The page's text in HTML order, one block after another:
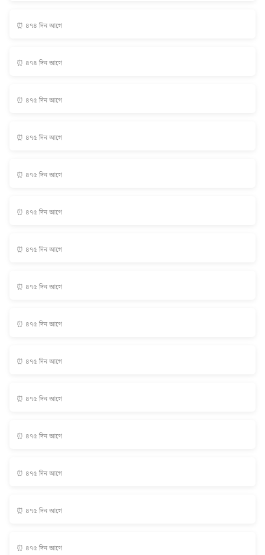
⏰ ৪৭৪ দিন আগে
⏰ ৪৭৪ দিন আগে
⏰ ৪৭৫ দিন আগে
⏰ ৪৭৫ দিন আগে
⏰ ৪৭৫ দিন আগে
⏰ ৪৭৫ দিন আগে
⏰ ৪৭৫ দিন আগে
⏰ ৪৭৫ দিন আগে
⏰ ৪৭৫ দিন আগে
⏰ ৪৭৫ দিন আগে
⏰ ৪৭৫ দিন আগে
⏰ ৪৭৫ দিন আগে
⏰ ৪৭৫ দিন আগে
⏰ ৪৭৫ দিন আগে
⏰ ৪৭৫ দিন আগে